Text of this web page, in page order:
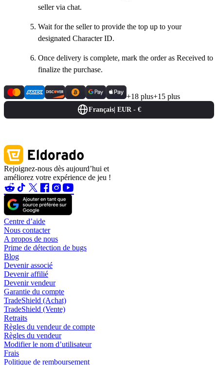
seller via chat.
Wait for the seller to provide the top up to your
designated Character ID.
Once delivery is complete, mark the order as Received to
finalize the purchase.
+18 plus+15 plus
Français EUR - €
Rejoignez-nous dès aujourd’hui et
améliorez votre expérience de jeu !
Centre d’aide
Nous contacter
A propos de nous
Prime de détection de bugs
Blog
Devenir associé
Devenir affilié
Devenir vendeur
Garantie du compte
TradeShield (Achat)
TradeShield (Vente)
Retraits
Règles du vendeur de compte
Règles du vendeur
Modifier le nom d’utilisateur
Frais
Politique de remboursement